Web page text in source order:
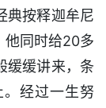
典按释迦牟尼
他同时给20多
缓缓讲来，条
经过一生努